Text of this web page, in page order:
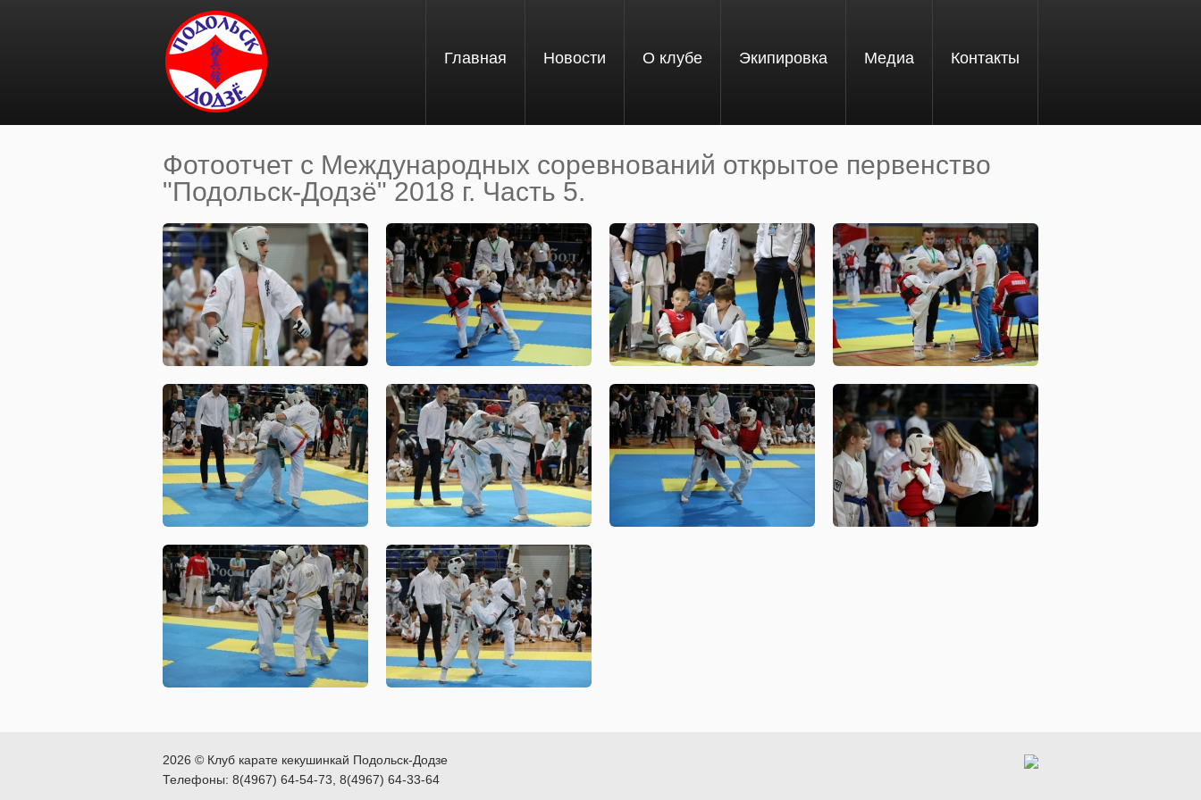
Перейти к основному содержанию
Главная Новости О клубе Экипировка Медиа Контакты
Фотоотчет с Международных соревнований открытое первенство
"Подольск-Додзё" 2018 г. Часть 5.
Вы здесь
2026 © Клуб карате кекушинкай Подольск-Додзе
Телефоны: 8(4967) 64-54-73, 8(4967) 64-33-64